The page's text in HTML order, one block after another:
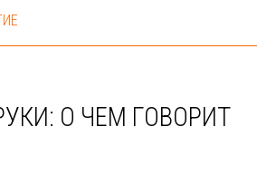
О ЧЕМ ГОВОРИТ